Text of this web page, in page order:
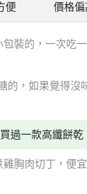
便 價格偏
裝的，一次吃
的，如果覺得沒
過一款高纖餅乾
胸肉切丁，便